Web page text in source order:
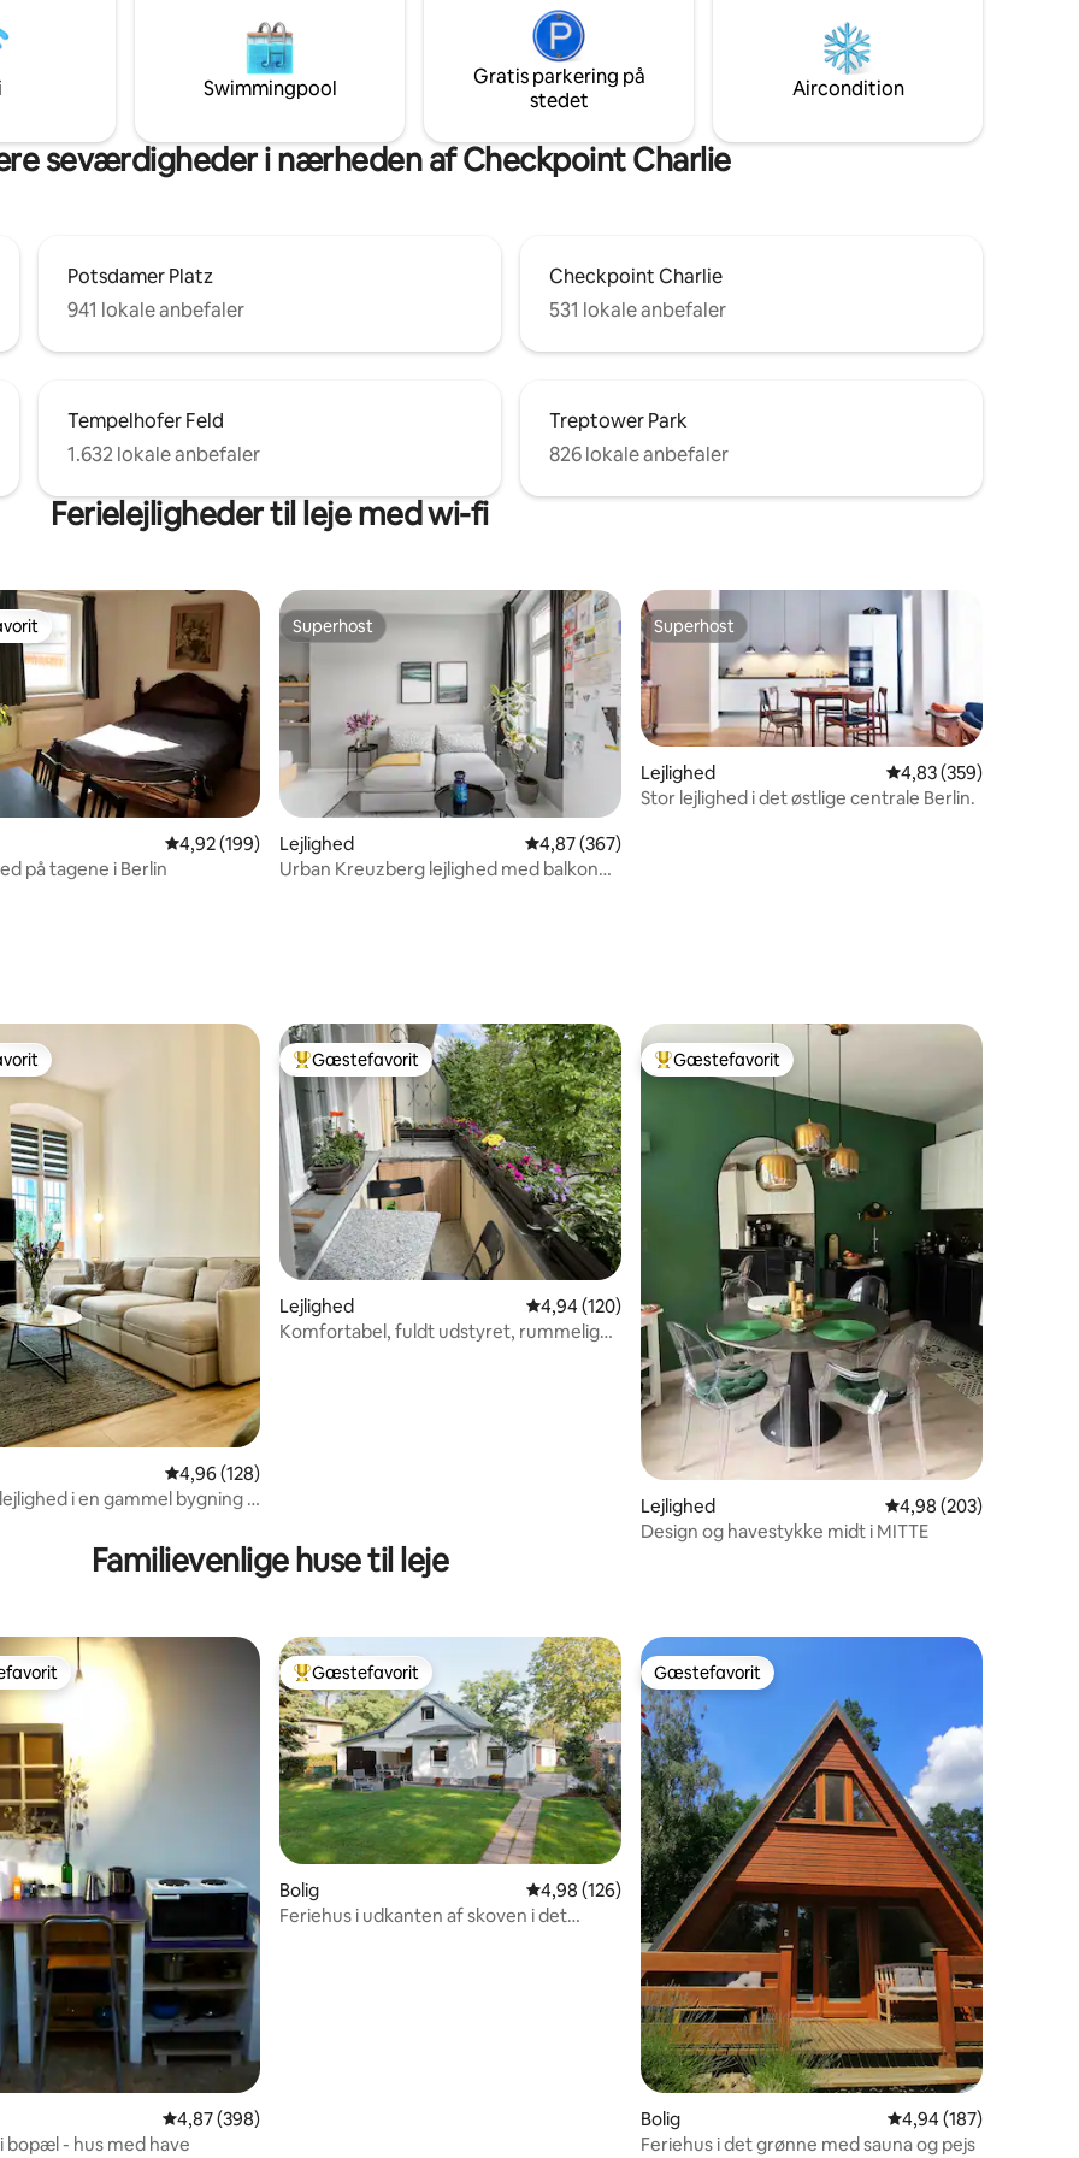
femstjernet oplevelse.
har også en
et chillout-loungeområde, et
og en overdådig kingsize-seng.
vinduer, der får rummet til at se virkelig
åbent ud. Udsigten varierer fra
Besselpark mod nord, Fromet-und-
Moses-Mendelssohn-Platz i øst eller
solrige hustage i Berlin mod syd.
sofaen ikke er så behagelig som en
elevator! Der er kort vej til metro-, bus-
og sporvognsstationer.
Swimmingpool
Gratis parkering på
stedet
Aircondition
seværdigheder i nærheden af Checkpoint Charlie
Potsdamer Platz
941 lokale anbefaler
Checkpoint Charlie
531 lokale anbefaler
Tempelhofer Feld
1.632 lokale anbefaler
Treptower Park
826 lokale anbefaler
Ferielejligheder til leje med wi-fi
bedømmelse, 213 omtaler
4,92 ud af 5 i gennemsnitlig bedømmelse, 199 omtaler
4,92 (199)
på tagene i Berlin
Superhost
Superhost
Lejlighed 4,87 ud af 5 i gennemsnitlig bedømmelse, 367 omtaler
4,87 (367)
Urban Kreuzberg lejlighed med balkon
Superhost
Superhost
Lejlighed 4,83 ud af 5 i
4,83 (359)
Stor lejlighed i det østlige centrale Berlin.
bedømmelse, 226 omtaler
4,96 ud af 5 i gennemsnitlig bedømmelse, 128 omtaler
4,96 (128)
i en gammel bygning i
Bedste gæstefavorit
Gæstefavorit
Lejlighed 4,94 ud af 5 i gennemsnitlig bedømmelse, 120 omtaler
4,94 (120)
Komfortabel, fuldt udstyret, rummelig
Bedste gæstefavorit
Gæstefavorit
Lejlighed 4,98 ud af 5 i
4,98 (203)
Design og havestykke midt i MITTE
Familievenlige huse til leje
bedømmelse, 159 omtaler
4,87 ud af 5 i gennemsnitlig bedømmelse, 398 omtaler
4,87 (398)
bopæl - hus med have
Bedste gæstefavorit
Gæstefavorit
Bolig 4,98 ud af 5 i gennemsnitlig bedømmelse, 126 omtaler
4,98 (126)
Feriehus i udkanten af skoven i det
Gæstefavorit
Gæstefavorit
Bolig 4,94 ud af 5 i
4,94 (187)
Feriehus i det grønne med sauna og pejs